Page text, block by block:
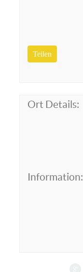
Teilen
Ort Details:
Information: